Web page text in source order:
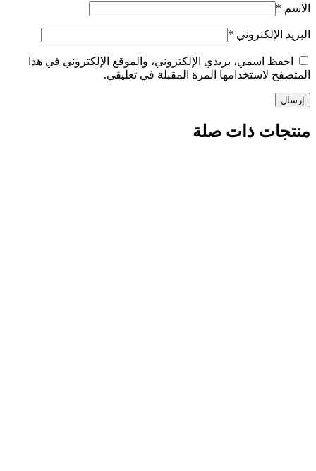
الاسم *
البريد الإلكتروني *
احفظ اسمي، بريدي الإلكتروني، والموقع الإلكتروني في هذا
المتصفح لاستخدامها المرة المقبلة في تعليقي.
منتجات ذات صلة